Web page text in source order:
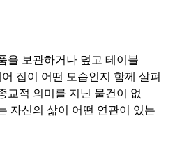
을 보관하거나 덮고 테이블
집이 어떤 모습인지 함께 살펴
교적 의미를 지닌 물건이 없
자신의 삶이 어떤 연관이 있는